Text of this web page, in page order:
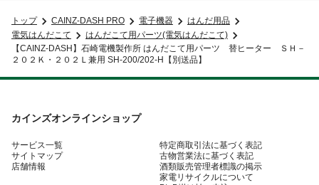
トップ CAINZ-DASH PRO 電子機器
はんだ用品
電気はんだこて
はんだこて用パーツ(電気はんだこて)
【CAINZ-DASH】石崎電機製作所 はんだこて用パーツ 替ヒーター ＳＨ－
２０２Ｋ・２０２Ｌ兼用 SH-200/202-H【別送品】
カインズオンラインショップ
サービス一覧
サイトマップ
店舗情報
特定商取引法に基づく表記
古物営業法に基づく表記
酒類販売管理者標識の掲示
家電リサイクルについて